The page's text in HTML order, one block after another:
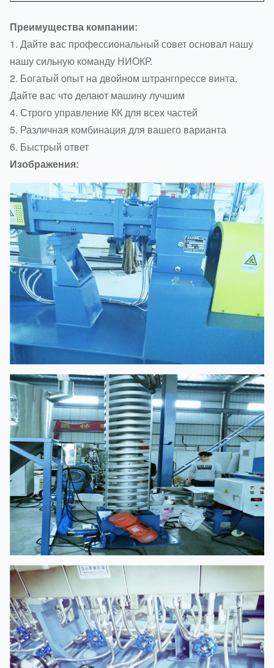
Преимущества компании:
1. Дайте вас профессиональный совет основал нашу
нашу сильную команду НИОКР.
2. Богатый опыт на двойном штрангпрессе винта.
Дайте вас что делают машину лучшим
4. Строго управление КК для всех частей
5. Различная комбинация для вашего варианта
6. Быстрый ответ
Изображения: